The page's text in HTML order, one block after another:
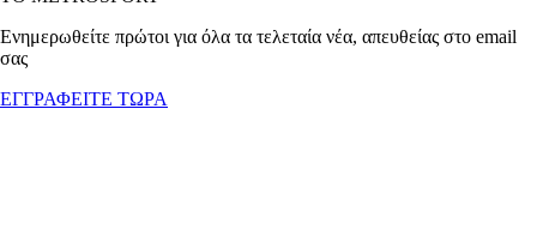
Ενημερωθείτε πρώτοι για όλα τα τελεταία νέα, απευθείας στο email
σας
ΕΓΓΡΑΦΕΙΤΕ ΤΩΡΑ